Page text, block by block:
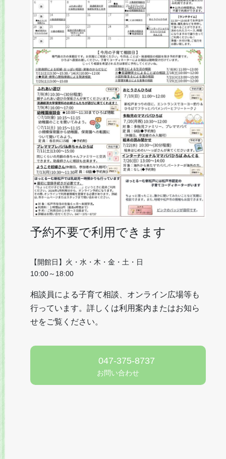
予約不要で利用できます
【開館日】火・水・木・金・土・日
10:00～18:00
相談員による子育て相談、オンライン広場等も
行っています。詳しくは利用案内またはお知ら
せをご覧ください。
047-375-8737
お問い合わせ